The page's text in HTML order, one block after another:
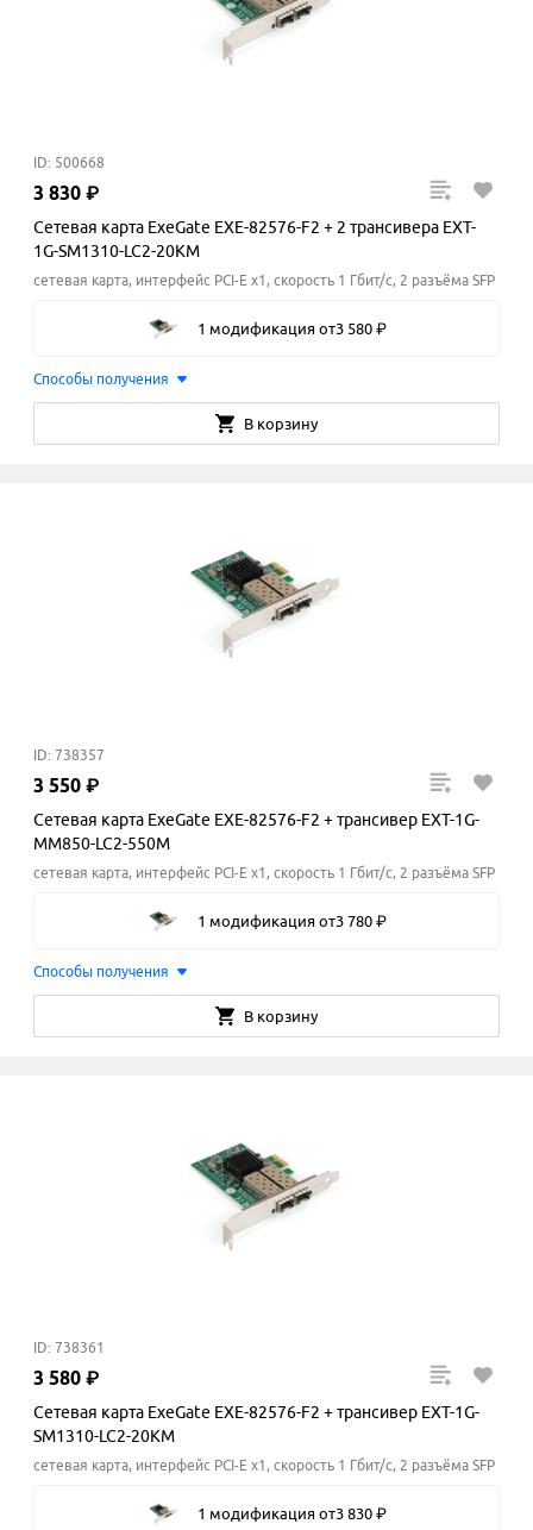
ID: 500668
3 830 ₽
Сетевая карта ExeGate EXE-82576-F2 + 2 трансивера EXT-
1G-SM1310-LC2-20KM
сетевая карта, интерфейс PCI-E x1, скорость 1 Гбит/с, 2 разъёма SFP
1 модификация от3 580 ₽
Способы получения
В корзину
ID: 738357
3 550 ₽
Сетевая карта ExeGate EXE-82576-F2 + трансивер EXT-1G-
MM850-LC2-550M
сетевая карта, интерфейс PCI-E x1, скорость 1 Гбит/с, 2 разъёма SFP
1 модификация от3 780 ₽
Способы получения
В корзину
ID: 738361
3 580 ₽
Сетевая карта ExeGate EXE-82576-F2 + трансивер EXT-1G-
SM1310-LC2-20KM
сетевая карта, интерфейс PCI-E x1, скорость 1 Гбит/с, 2 разъёма SFP
1 модификация от3 830 ₽